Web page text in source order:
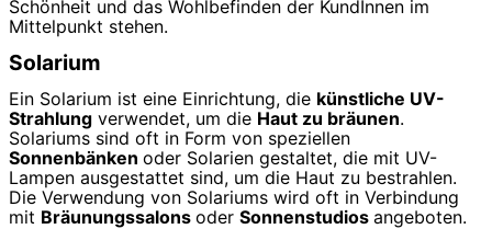
Schönheit und das Wohlbefinden der KundInnen im
Mittelpunkt stehen.
Solarium
Ein Solarium ist eine Einrichtung, die künstliche UV-
Strahlung verwendet, um die Haut zu bräunen.
Solariums sind oft in Form von speziellen
Sonnenbänken oder Solarien gestaltet, die mit UV-
Lampen ausgestattet sind, um die Haut zu bestrahlen.
Die Verwendung von Solariums wird oft in Verbindung
mit Bräunungssalons oder Sonnenstudios angeboten.